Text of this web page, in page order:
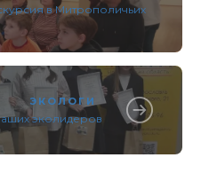
в Митрополичьих
ЭКОЛОГИ
эколидеров